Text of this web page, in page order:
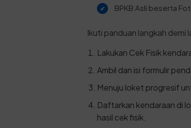
BPKB Asli beserta
Ikuti panduan langkah demi
Lakukan Cek Fisik
Ambil dan isi formulir
Menuju loket progresif
Daftarkan kendaraan di
hasil cek fisik.